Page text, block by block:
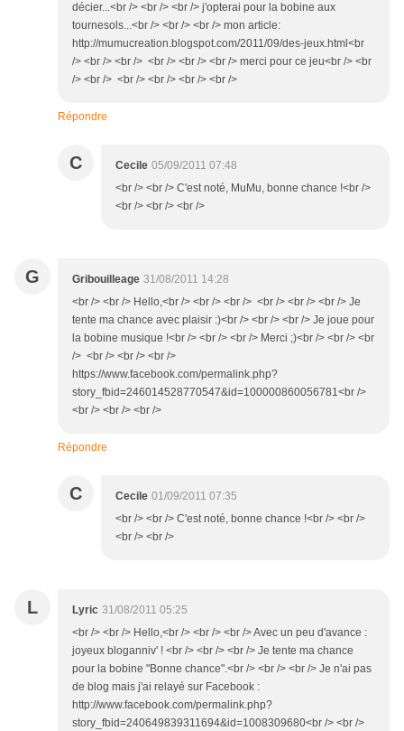
décier...<br /> <br /> <br /> j'opterai pour la bobine aux
tournesols...<br /> <br /> <br /> mon article:
http://mumucreation.blogspot.com/2011/09/des-jeux.html<br
/> <br /> <br /> <br /> <br /> <br /> merci pour ce jeu<br /> <br
/> <br /> <br /> <br /> <br /> <br />
Répondre
C Cecile 05/09/2011 07:48
<br /> <br /> C'est noté, MuMu, bonne chance !<br />
<br /> <br /> <br />
G Gribouilleage 31/08/2011 14:28
<br /> <br /> Hello,<br /> <br /> <br /> <br /> <br /> <br /> Je
tente ma chance avec plaisir :)<br /> <br /> <br /> Je joue pour
la bobine musique !<br /> <br /> <br /> Merci ;)<br /> <br /> <br
/> <br /> <br /> <br />
https://www.facebook.com/permalink.php?
story_fbid=246014528770547&id=100000860056781<br />
<br /> <br /> <br />
Répondre
C Cecile 01/09/2011 07:35
<br /> <br /> C'est noté, bonne chance !<br /> <br />
<br /> <br />
L Lyric 31/08/2011 05:25
<br /> <br /> Hello,<br /> <br /> <br /> Avec un peu d'avance :
joyeux bloganniv' ! <br /> <br /> <br /> Je tente ma chance
pour la bobine "Bonne chance".<br /> <br /> <br /> Je n'ai pas
de blog mais j'ai relayé sur Facebook :
http://www.facebook.com/permalink.php?
story_fbid=240649839311694&id=1008309680<br /> <br />